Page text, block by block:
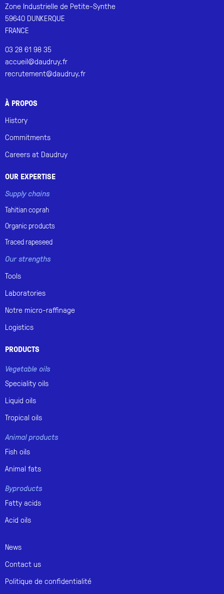
Zone Industrielle de Petite-Synthe
59640 DUNKERQUE
FRANCE
03 28 61 98 35
accueil@daudruy.fr
recrutement@daudruy.fr
À PROPOS
History
Commitments
Careers at Daudruy
OUR EXPERTISE
Supply chains
Tahitiancoprah
Organicproducts
Tracedrapeseed
Our strengths
Tools
Laboratories
Notre micro-raffinage
Logistics
PRODUCTS
Vegetable oils
Speciality oils
Liquid oils
Tropical oils
Animal products
Fish oils
Animal fats
Byproducts
Fatty acids
Acid oils
News
Contact us
Politique de confidentialité